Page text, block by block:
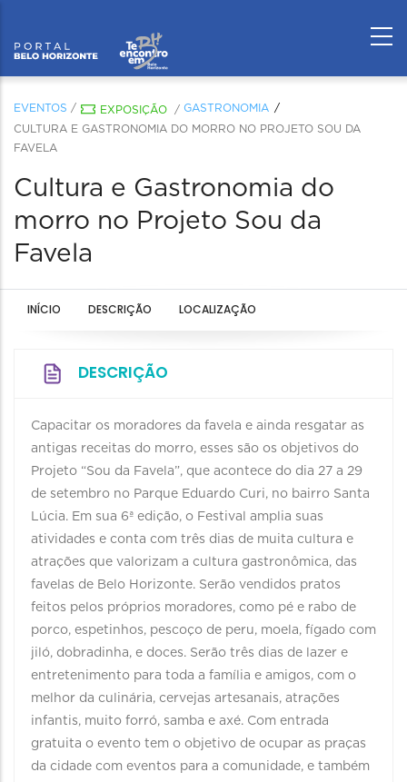
EVENTOS / EXPOSIÇÃO / GASTRONOMIA
CULTURA E GASTRONOMIA DO MORRO NO PROJETO SOU DA
FAVELA
Cultura e Gastronomia do
morro no Projeto Sou da
Favela
INÍCIO DESCRIÇÃO LOCALIZAÇÃO
DESCRIÇÃO
Capacitar os moradores da favela e ainda resgatar as
antigas receitas do morro, esses são os objetivos do
Projeto “Sou da Favela”, que acontece do dia 27 a 29
de setembro no Parque Eduardo Curi, no bairro Santa
Lúcia. Em sua 6ª edição, o Festival amplia suas
atividades e conta com três dias de muita cultura e
atrações que valorizam a cultura gastronômica, das
favelas de Belo Horizonte. Serão vendidos pratos
feitos pelos próprios moradores, como pé e rabo de
porco, espetinhos, pescoço de peru, moela, fígado com
jiló, dobradinha, e doces. Serão três dias de lazer e
entretenimento para toda a família e amigos, com o
melhor da culinária, cervejas artesanais, atrações
infantis, muito forró, samba e axé. Com entrada
gratuita o evento tem o objetivo de ocupar as praças
da cidade com eventos para a comunidade, e também